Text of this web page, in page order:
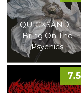
QUICKSAND –
Bring On The
Psychics
7.5